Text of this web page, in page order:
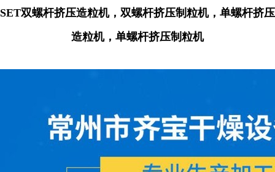
SET双螺杆挤压造粒机，双螺杆挤压制粒机，单螺杆挤压
造粒机，单螺杆挤压制粒机